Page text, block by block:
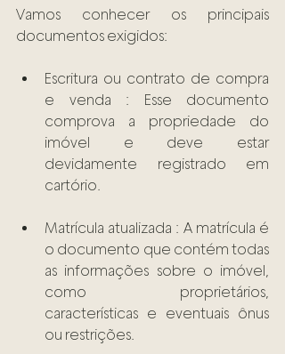
Vamos conhecer os principais
documentos exigidos:
Escritura ou contrato de compra
e venda : Esse documento
comprova a propriedade do
imóvel e deve estar
devidamente registrado em
cartório.
Matrícula atualizada : A matrícula é
o documento que contém todas
as informações sobre o imóvel,
como proprietários,
características e eventuais ônus
ou restrições.